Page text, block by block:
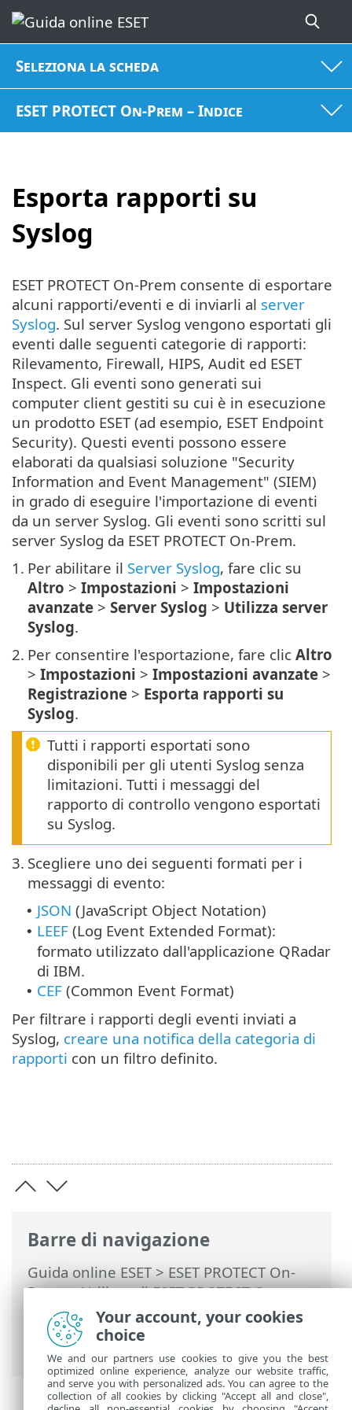
Seleziona la scheda
ESET PROTECT On-Prem – Indice
Esporta rapporti su
Syslog
Barre di navigazione
Guida online ESET> ESET PROTECT On-
Prem>Utilizzo di ESET PROTECT On-
Prem>
ESET PROTECT On-Prem Menu
principale >Altro > Esporta rapporti su
Syslog
ESET PROTECT On-Prem consente di esportare
alcuni rapporti/eventi e di inviarli al server
Syslog. Sul server Syslog vengono esportati gli
eventi dalle seguenti categorie di rapporti:
Rilevamento, Firewall, HIPS, Audit ed ESET
Inspect. Gli eventi sono generati sui
computer client gestiti su cui è in esecuzione
un prodotto ESET (ad esempio, ESET Endpoint
Security). Questi eventi possono essere
elaborati da qualsiasi soluzione "Security
Information and Event Management" (SIEM)
in grado di eseguire l'importazione di eventi
da un server Syslog. Gli eventi sono scritti sul
server Syslog da ESET PROTECT On-Prem.
1. Per abilitare il Server Syslog, fare clic su
Altro > Impostazioni > Impostazioni
avanzate > Server Syslog > Utilizza server
Syslog.
2. Per consentire l'esportazione, fare clic Altro
> Impostazioni > Impostazioni avanzate >
Registrazione > Esporta rapporti su
Syslog.
Tutti i rapporti esportati sono
disponibili per gli utenti Syslog senza
limitazioni. Tutti i messaggi del
rapporto di controllo vengono esportati
su Syslog.
3. Scegliere uno dei seguenti formati per i
messaggi di evento:
• JSON (JavaScript Object Notation)
• LEEF (Log Event Extended Format):
formato utilizzato dall'applicazione QRadar
di IBM.
• CEF (Common Event Format)
Per filtrare i rapporti degli eventi inviati a
Syslog, creare una notifica della categoria di
rapporti con un filtro definito.
Your account, your cookies
choice
We and our partners use cookies to give you the best
optimized online experience, analyze our website traffic,
and serve you with personalized ads. You can agree to the
collection of all cookies by clicking "Accept all and close",